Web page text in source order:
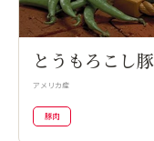
とうもろこし豚
アメリカ産
豚肉